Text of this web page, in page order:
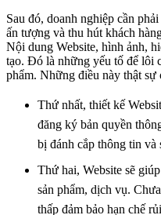
Sau đó, doanh nghiệp cần
ấn tượng và thu hút khách
Nội dung Website, hình ảnh,
tạo. Đó là những yếu tố để lôi
phẩm. Những điều này thật sự
Thứ nhất, thiết kế
đăng ký bản quyền
bị đánh cắp thông tin và
Thứ hai, Website sẽ
sản phẩm, dịch vụ.
thấp đảm bảo hạn chế